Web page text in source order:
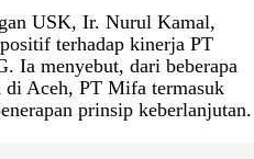
USK, Ir. Nurul Kamal,
terhadap kinerja PT
Ia menyebut, dari beberapa
di Aceh, PT Mifa termasuk
prinsip keberlanjutan.